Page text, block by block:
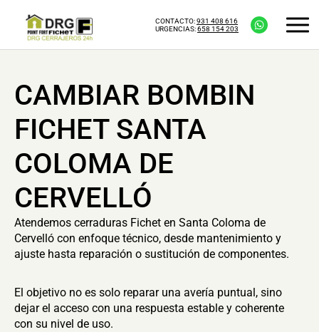
CONTACTO:931 408 616
URGENCIAS:658 154 203
CAMBIAR BOMBIN
FICHET SANTA
COLOMA DE
CERVELLÓ
Atendemos cerraduras Fichet en Santa Coloma de
Cervelló con enfoque técnico, desde mantenimiento y
ajuste hasta reparación o sustitución de componentes.
El objetivo no es solo reparar una avería puntual, sino
dejar el acceso con una respuesta estable y coherente
con su nivel de uso.